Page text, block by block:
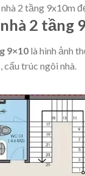
2 tầng 9x10m
2 tầng
9×10 là hình ảnh
trúc ngôi nhà.